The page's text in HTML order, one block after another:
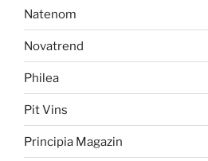
Natenom
Novatrend
Philea
Pit Vins
Principia Magazin